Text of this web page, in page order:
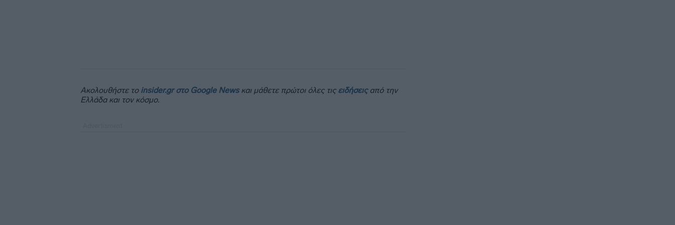
Ακολουθήστε το insider.gr στο Google Newsκαι μάθετε πρώτοι όλες τις ειδήσειςαπό την
Ελλάδα και τον κόσμο.